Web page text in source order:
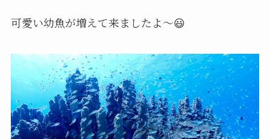
可愛い幼魚が増えて来ましたよ〜😃